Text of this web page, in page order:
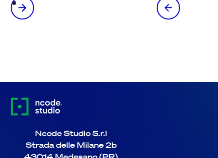
Ncode Studio S.r.l
Strada delle Milane 2b